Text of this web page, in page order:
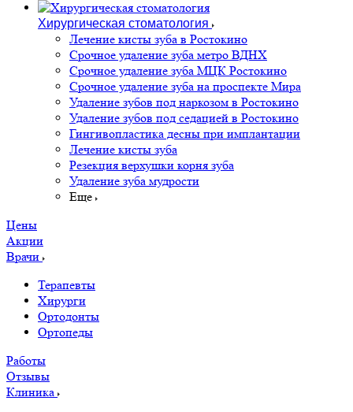
Хирургическая стоматология
Лечение кисты зуба в Ростокино
Срочное удаление зуба метро ВДНХ
Срочное удаление зуба МЦК Ростокино
Срочное удаление зуба на проспекте Мира
Удаление зубов под наркозом в Ростокино
Удаление зубов под седацией в Ростокино
Гингивопластика десны при имплантации
Лечение кисты зуба
Резекция верхушки корня зуба
Удаление зуба мудрости
Еще
Цены
Акции
Врачи
Терапевты
Хирурги
Ортодонты
Ортопеды
Работы
Отзывы
Клиника